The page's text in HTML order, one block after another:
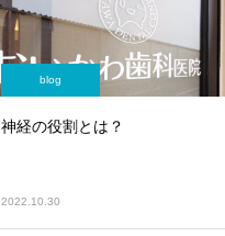
blog
神経の役割とは？
2022.10.30